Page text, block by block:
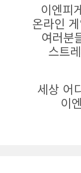
이엔피
온라인
여러분
스트
세상 어
이